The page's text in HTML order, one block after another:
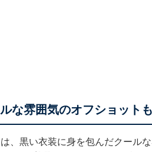
な雰囲気のオフショット
、黒い衣装に身を包んだクール